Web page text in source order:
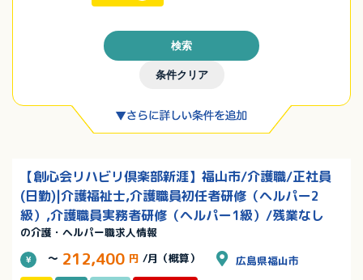
条件クリア
検索
【創心会リハビリ倶楽部新涯】福山市/介護職/正社員
(日勤)|介護福祉士,介護職員初任者研修（ヘルパー2
級）,介護職員実務者研修（ヘルパー1級）/残業なし
の介護・ヘルパー職求人情報
～ 212,400 円 /月（概算） 広島県福山市